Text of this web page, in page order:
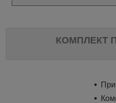
КОМПЛЕКТ